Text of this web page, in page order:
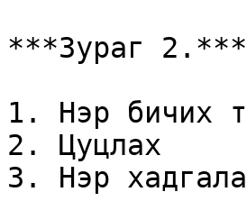
***Зураг 2.***
1. Нэр бичих
2. Цуцлах
3. Нэр